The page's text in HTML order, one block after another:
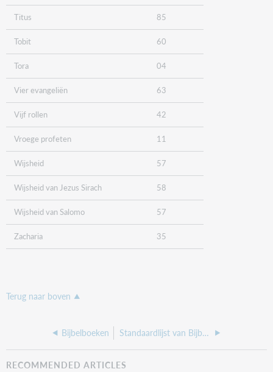
Titus 85
Tobit 60
Tora 04
Vier evangeliën 63
Vijf rollen 42
Vroege profeten 11
Wijsheid 57
Wijsheid van Jezus Sirach 58
Wijsheid van Salomo 57
Zacharia 35
Terug naar boven
Bijbelboeken Standaardlijst van Bijbelboeken
RECOMMENDED ARTICLES